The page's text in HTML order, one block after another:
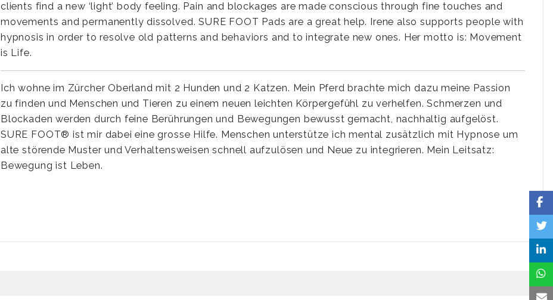
clients find a new ‘light’ body feeling. Pain and blockages are made conscious through fine touches and
movements and permanently dissolved. SURE FOOT Pads are a great help. Irene also supports people with
hypnosis in order to resolve old patterns and behaviors and to integrate new ones. Her motto is: Movement
is Life.
Ich wohne im Zürcher Oberland mit 2 Hunden und 2 Katzen. Mein Pferd brachte mich dazu meine Passion
zu finden und Menschen und Tieren zu einem neuen leichten Körpergefühl zu verhelfen. Schmerzen und
Blockaden werden durch feine Berührungen und Bewegungen bewusst gemacht, nachhaltig aufgelöst.
SURE FOOT® ist mir dabei eine grosse Hilfe. Menschen unterstütze ich mental zusätzlich mit Hypnose um
alte störende Muster und Verhaltensweisen schnell aufzulösen und Neue zu integrieren. Mein Leitsatz:
Bewegung ist Leben.